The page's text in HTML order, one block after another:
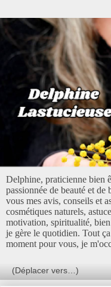
Delphine, praticienne bien
passionnée de beauté et
vous mes avis, conseils et
cosmétiques naturels,
motivation, spiritualité,
je gère le quotidien. Tout
moment pour vous, je